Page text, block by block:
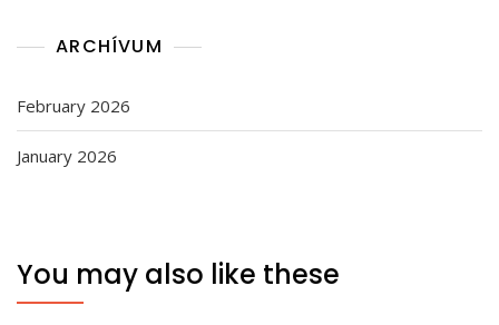
ARCHÍVUM
February 2026
January 2026
You may also like these